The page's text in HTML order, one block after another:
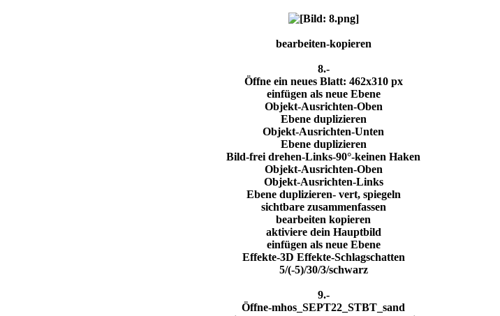
bearbeiten-kopieren
8.-
Öffne ein neues Blatt: 462x310 px
einfügen als neue Ebene
Objekt-Ausrichten-Oben
Ebene duplizieren
Objekt-Ausrichten-Unten
Ebene duplizieren
Bild-frei drehen-Links-90°-keinen Haken
Objekt-Ausrichten-Oben
Objekt-Ausrichten-Links
Ebene duplizieren- vert, spiegeln
sichtbare zusammenfassen
bearbeiten kopieren
aktiviere dein Hauptbild
einfügen als neue Ebene
Effekte-3D Effekte-Schlagschatten
5/(-5)/30/3/schwarz
9.-
Öffne-mhos_SEPT22_STBT_sand